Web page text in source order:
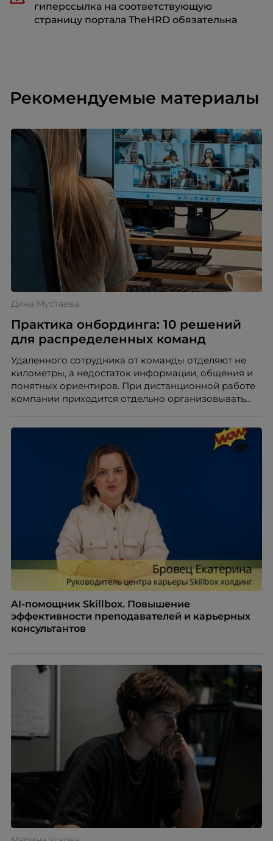
гиперссылка на соответствующую
страницу портала TheHRD обязательна
Рекомендуемые материалы
Дина Мустаева
Практика онбординга: 10 решений
для распределенных команд
Удаленного сотрудника от команды отделяют не
километры, а недостаток информации, общения и
понятных ориентиров. При дистанционной работе
компании приходится отдельно организовывать
рассказывает, как выстроить адаптацию
распределенной команды без лишнего контроля и
бесконечных созвонов.
AI-помощник Skillbox. Повышение
эффективности преподавателей и карьерных
консультантов